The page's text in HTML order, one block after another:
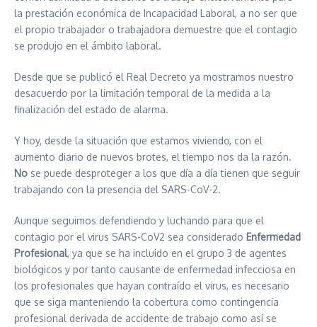
la prestación económica de Incapacidad Laboral, a no ser que
el propio trabajador o trabajadora demuestre que el contagio
se produjo en el ámbito laboral.
Desde que se publicó el Real Decreto ya mostramos nuestro
desacuerdo por la limitación temporal de la medida a la
finalización del estado de alarma.
Y hoy, desde la situación que estamos viviendo, con el
aumento diario de nuevos brotes, el tiempo nos da la razón.
No se puede desproteger a los que día a día tienen que seguir
trabajando con la presencia del SARS-CoV-2.
Aunque seguimos defendiendo y luchando para que el
contagio por el virus SARS-CoV2 sea considerado Enfermedad
Profesional, ya que se ha incluido en el grupo 3 de agentes
biológicos y por tanto causante de enfermedad infecciosa en
los profesionales que hayan contraído el virus, es necesario
que se siga manteniendo la cobertura como contingencia
profesional derivada de accidente de trabajo como así se